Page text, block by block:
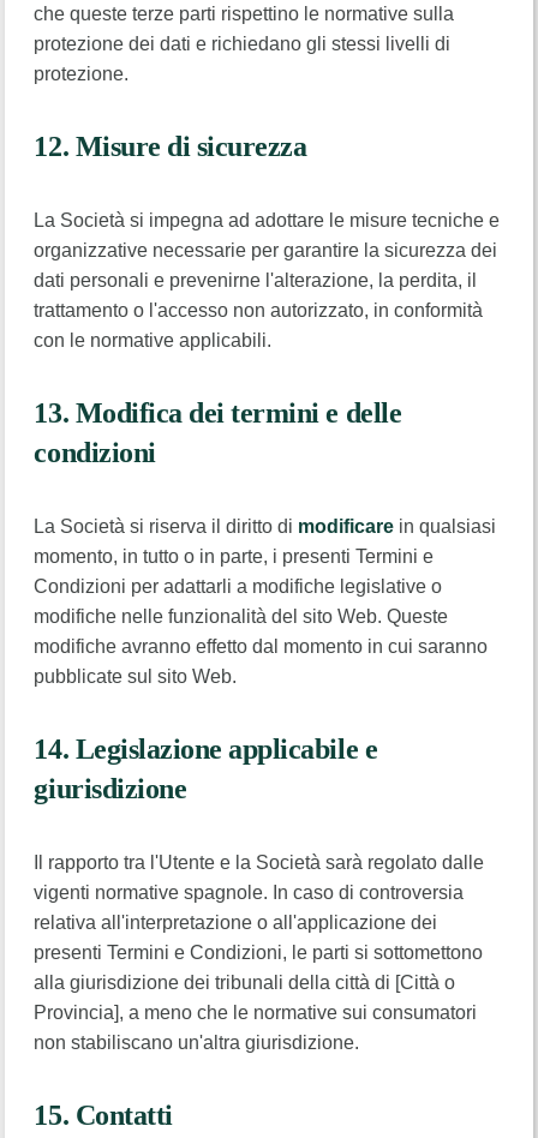
che queste terze parti rispettino le normative sulla
protezione dei dati e richiedano gli stessi livelli di
protezione.
12. Misure di sicurezza
La Società si impegna ad adottare le misure tecniche e
organizzative necessarie per garantire la sicurezza dei
dati personali e prevenirne l'alterazione, la perdita, il
trattamento o l'accesso non autorizzato, in conformità
con le normative applicabili.
13. Modifica dei termini e delle
condizioni
La Società si riserva il diritto di modificare in qualsiasi
momento, in tutto o in parte, i presenti Termini e
Condizioni per adattarli a modifiche legislative o
modifiche nelle funzionalità del sito Web. Queste
modifiche avranno effetto dal momento in cui saranno
pubblicate sul sito Web.
14. Legislazione applicabile e
giurisdizione
Il rapporto tra l'Utente e la Società sarà regolato dalle
vigenti normative spagnole. In caso di controversia
relativa all'interpretazione o all'applicazione dei
presenti Termini e Condizioni, le parti si sottomettono
alla giurisdizione dei tribunali della città di [Città o
Provincia], a meno che le normative sui consumatori
non stabiliscano un'altra giurisdizione.
15. Contatti